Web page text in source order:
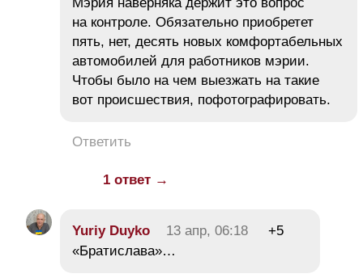
Мэрия наверняка держит это вопрос
на контроле. Обязательно приобретет
пять, нет, десять новых комфортабельных
автомобилей для работников мэрии.
Чтобы было на чем выезжать на такие
вот происшествия, пофотографировать.
Ответить
1 ответ →
Yuriy Duyko 13 апр, 06:18
+5
«Братислава»…